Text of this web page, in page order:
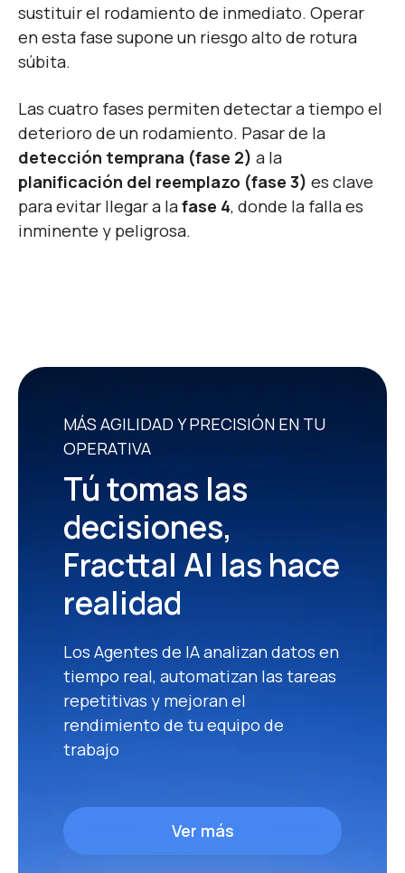
sustituir el rodamiento de inmediato. Operar
en esta fase supone un riesgo alto de rotura
súbita.
Las cuatro fases permiten detectar a tiempo el
deterioro de un rodamiento. Pasar de la
detección temprana (fase 2) a la
planificación del reemplazo (fase 3) es clave
para evitar llegar a lafase 4, donde la falla es
inminente y peligrosa.
MÁS AGILIDAD Y PRECISIÓN EN TU
OPERATIVA
Tú tomas las
decisiones,
Fracttal AI las hace
realidad
Los Agentes de lA analizan datos en
tiempo real, automatizan las tareas
repetitivas y mejoran el
rendimiento de tu equipo de
trabajo
Ver más